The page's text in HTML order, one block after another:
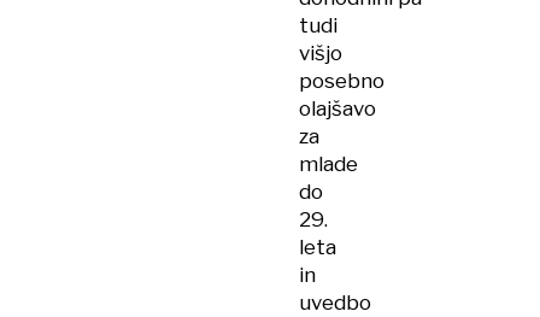
tudi
višjo
posebno
olajšavo
za
mlade
do
29.
leta
in
uvedbo